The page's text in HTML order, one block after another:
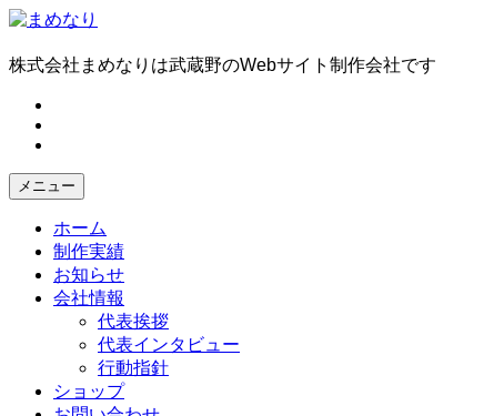
コ
テ
キ
ッ
株式会社まめなりは武蔵野のWebサイト制作会社です
メニュー
ホーム
制作実績
お知らせ
会社情報
代表挨拶
代表インタビュー
行動指針
ショップ